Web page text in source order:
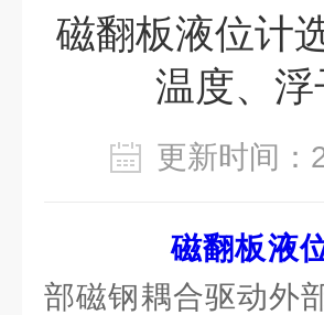
磁翻板液位计
温度、
更新时间
磁翻板液
部磁钢耦合驱动外